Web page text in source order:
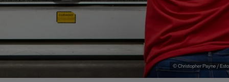
© Christopher Payne / Esto